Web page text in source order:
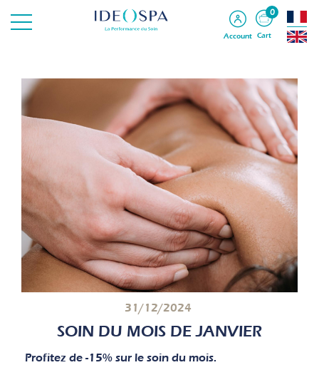
Account
0
Cart
31/12/2024
SOIN DU MOIS DE JANVIER
Profitez de -15% sur le soin du mois.